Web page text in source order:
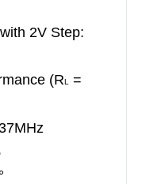
and a 0.1dB gain
short settling
the operational
high speed
Green SOT-23-5
is available
2V Step:
(RL
=